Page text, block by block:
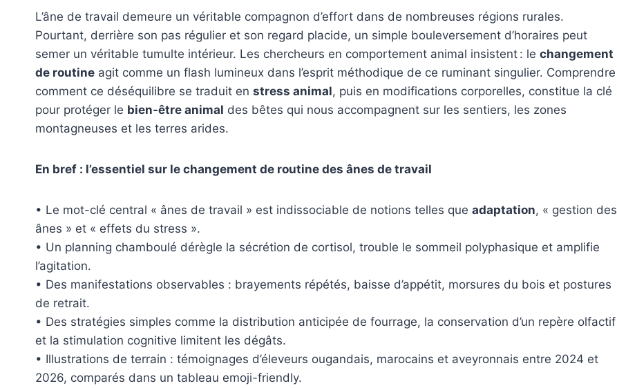
L’âne de travail demeure un véritable compagnon d’effort dans de nombreuses régions rurales.
Pourtant, derrière son pas régulier et son regard placide, un simple bouleversement d’horaires peut
semer un véritable tumulte intérieur. Les chercheurs en comportement animal insistent : le changement
de routine agit comme un flash lumineux dans l’esprit méthodique de ce ruminant singulier. Comprendre
comment ce déséquilibre se traduit en stress animal, puis en modifications corporelles, constitue la clé
pour protéger le bien-être animal des bêtes qui nous accompagnent sur les sentiers, les zones
montagneuses et les terres arides.
En bref : l’essentiel sur le changement de routine des ânes de travail
• Le mot-clé central « ânes de travail » est indissociable de notions telles que adaptation, « gestion des
ânes » et « effets du stress ».
• Un planning chamboulé dérègle la sécrétion de cortisol, trouble le sommeil polyphasique et amplifie
l’agitation.
• Des manifestations observables : brayements répétés, baisse d’appétit, morsures du bois et postures
de retrait.
• Des stratégies simples comme la distribution anticipée de fourrage, la conservation d’un repère olfactif
et la stimulation cognitive limitent les dégâts.
• Illustrations de terrain : témoignages d’éleveurs ougandais, marocains et aveyronnais entre 2024 et
2026, comparés dans un tableau emoji-friendly.